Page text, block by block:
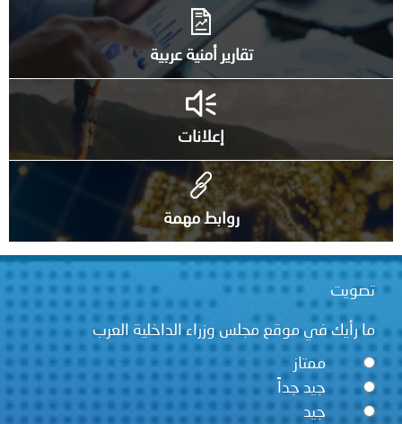
تقارير أمنية عربية
إعلانات
روابط مهمة
تصويت
ما رأيك في موقع مجلس وزراء الداخلية العرب
ممتاز
جيد جداً
جيد